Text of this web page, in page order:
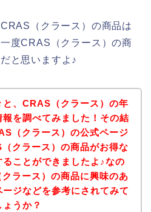
（クラース）の商品は
度CRAS（クラース）の商
と思いますよ♪
と、CRAS（クラース）の年
を調べてみました！その結
（クラース）の公式ページ
クラース）の商品がお得な
ことができましたよ♪なの
ラース）の商品に興味のあ
ージなどを参考にされてみて
うか？